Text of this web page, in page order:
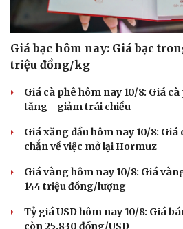
Văn hóa
Sân khấu - Điện ảnh
Âm nhạc
Di sản
Giá bạc hôm nay: Giá bạc
triệu đồng/kg
Giá cà phê hôm nay 10/8: Giá
tăng - giảm trái chiều
Giá xăng dầu hôm nay 10/8:
chắn về việc mở lại Hormuz
Giá vàng hôm nay 10/8: Giá
144 triệu đồng/lượng
Tỷ giá USD hôm nay 10/8: Giá
còn 25.830 đồng/USD